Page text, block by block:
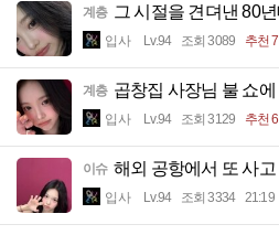
계층 그 시절을 견뎌낸 80
입사 Lv.94 조회 3089 추천 7
계층 곱창집 사장님 불 쇼
입사 Lv.94 조회 3129 추천 6
이슈 해외 공항에서 또 사고
입사 Lv.94 조회 3334 21:19